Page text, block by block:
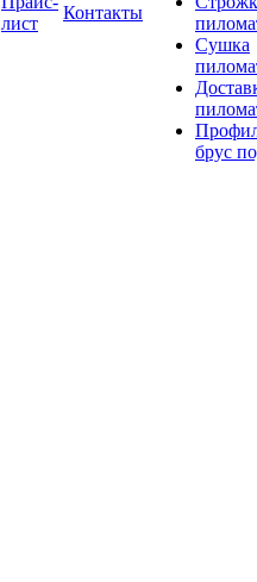
лист
Контакты
Сушка
брус